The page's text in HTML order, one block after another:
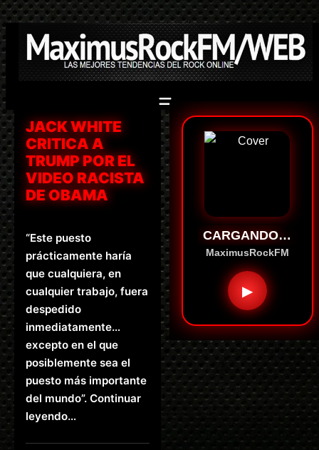
Saltar
al
contenido
JACK WHITE
CRITICA A
TRUMP POR EL
VIDEO RACISTA
DE OBAMA
“Este puesto
prácticamente haría
que cualquiera, en
cualquier trabajo, fuera
despedido
inmediatamente…
excepto en el que
posiblemente sea el
puesto más importante
del mundo”. Continuar
leyendo…
CARGANDO…
MaximusRockFM
▶